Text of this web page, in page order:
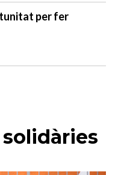
per fer